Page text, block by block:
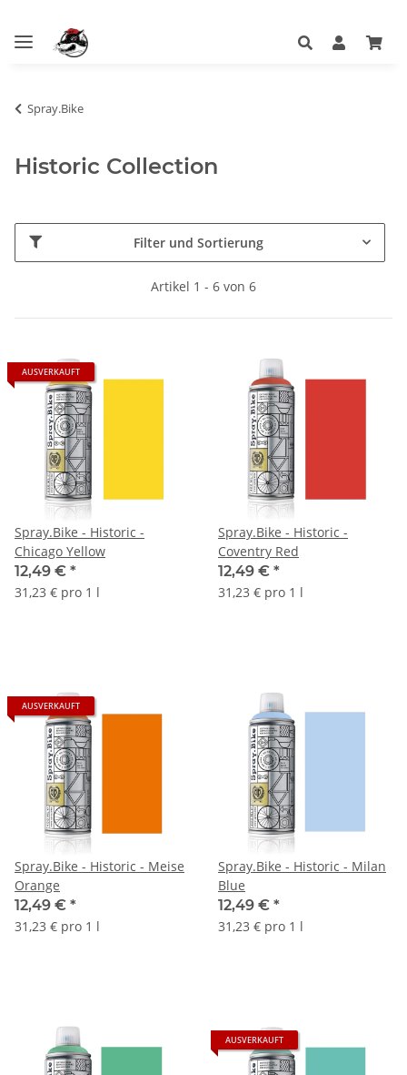
Spray.Bike
Historic Collection
Filter und Sortierung
Artikel 1 - 6 von 6
AUSVERKAUFT
Spray.Bike - Historic -
Chicago Yellow
12,49 € *
31,23 € pro 1 l
Spray.Bike - Historic -
Coventry Red
12,49 € *
31,23 € pro 1 l
AUSVERKAUFT
Spray.Bike - Historic - Meise
Orange
12,49 € *
31,23 € pro 1 l
Spray.Bike - Historic - Milan
Blue
12,49 € *
31,23 € pro 1 l
AUSVERKAUFT